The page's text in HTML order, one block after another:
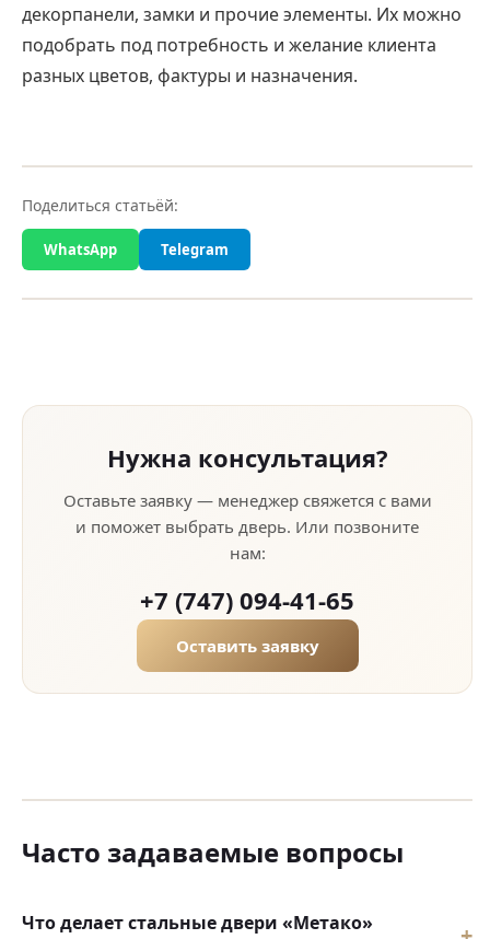
декорпанели, замки и прочие элементы. Их можно
подобрать под потребность и желание клиента
разных цветов, фактуры и назначения.
Поделиться статьёй:
WhatsApp Telegram
Нужна консультация?
Оставьте заявку — менеджер свяжется с вами
и поможет выбрать дверь. Или позвоните
нам:
+7 (747) 094-41-65
Оставить заявку
Часто задаваемые вопросы
Что делает стальные двери «Метако»